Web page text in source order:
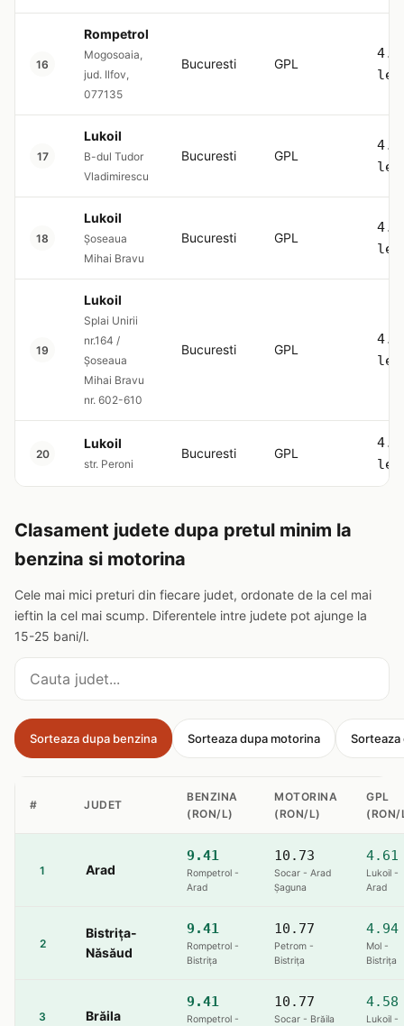
16
Rompetrol
Mogosoaia,
jud. Ilfov,
077135
Bucuresti GPL
17
Lukoil
B-dul Tudor
Vladimirescu
Bucuresti GPL
18
Lukoil
Șoseaua
Mihai Bravu
Bucuresti GPL
19
Lukoil
Splai Unirii
nr.164 /
Șoseaua
Mihai Bravu
nr. 602-610
Bucuresti GPL
20
Lukoil
str. Peroni
Bucuresti GPL
Clasament judete dupa pretul minim la
benzina si motorina
Cele mai mici preturi din fiecare judet, ordonate de la cel mai
ieftin la cel mai scump. Diferentele intre judete pot ajunge la
15-25 bani/l.
Cauta judet
Sorteaza dupa benzina Sorteaza dupa motorina Sorteaza
# JUDET
BENZINA
(RON/L)
MOTORINA
(RON/L)
GPL
(RON/
1 Arad
9.41
Rompetrol -
Arad
10.73
Socar - Arad
Șaguna
4.61
Lukoil -
Arad
2
Bistrița-
Năsăud
9.41
Rompetrol -
Bistriţa
10.77
Petrom -
Bistriţa
4.94
Mol -
Bistriţa
3 Brăila
9.41
Rompetrol -
10.77
Socar - Brăila
4.58
Lukoil -